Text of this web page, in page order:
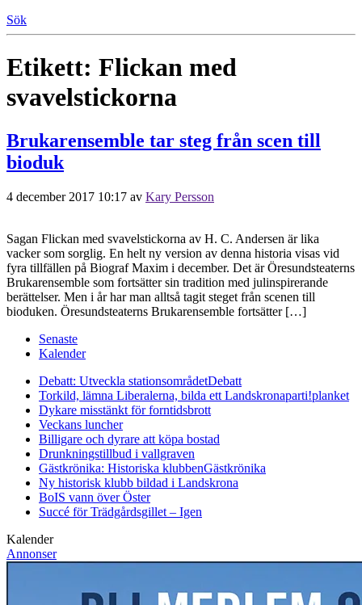
Sök
Etikett: Flickan med
svavelstickorna
Brukarensemble tar steg från scen till
bioduk
4 december 2017 10:17 av Kary Persson
Sagan Flickan med svavelstickorna av H. C. Andersen är lika
vacker som sorglig. En helt ny version av denna historia visas vid
fyra tillfällen på Biograf Maxim i december. Det är Öresundsteaterns
Brukarensemble som fortsätter sin tradition med julinspirerande
berättelser. Men i år har man alltså tagit steget från scenen till
bioduken. Öresundsteaterns Brukarensemble fortsätter […]
Senaste
Kalender
Debatt: Utveckla stationsområdetDebatt
Torkild, lämna Liberalerna, bilda ett Landskronaparti!planket
Dykare misstänkt för forntidsbrott
Veckans luncher
Billigare och dyrare att köpa bostad
Drunkningstillbud i vallgraven
Gästkrönika: Historiska klubbenGästkrönika
Ny historisk klubb bildad i Landskrona
BoIS vann över Öster
Succé för Trädgårdsgillet – Igen
Kalender
Annonser